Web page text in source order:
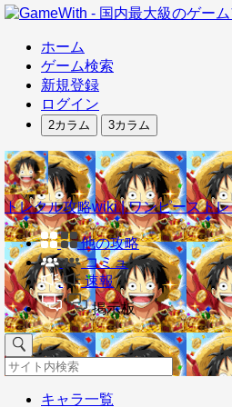
ホーム
ゲーム検索
新規登録
ログイン
2カラム 3カラム
トレクル攻略wiki | ワンピースト
他の攻略
コミュ
速報
掲示板
キャラ一覧